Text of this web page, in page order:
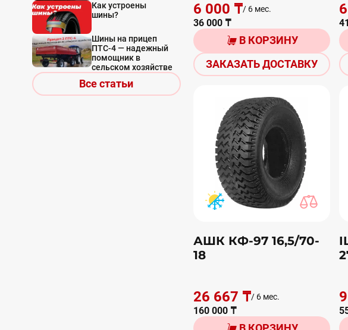
Как устроены
шины?
Шины на прицеп
ПТС-4 — надежный
помощник в
сельском хозяйстве
Все статьи
6 000 ₸/ 6 мес.
36 000 ₸
В КОРЗИНУ
ЗАКАЗАТЬ ДОСТАВКУ
АШК КФ-97 16,5/70-
18
26 667 ₸/ 6 мес.
160 000 ₸